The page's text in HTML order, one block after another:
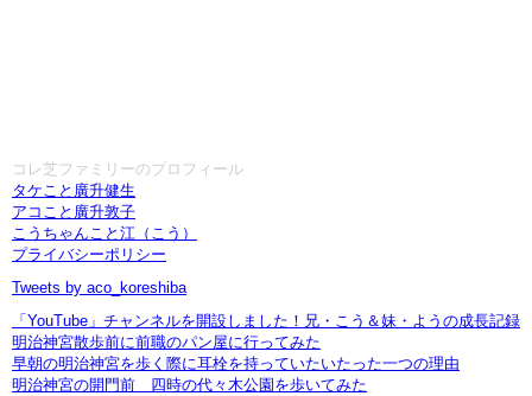
コレ芝ファミリーのプロフィール
タケこと廣升健生
アコこと廣升敦子
こうちゃんこと江（こう）
プライバシーポリシー
Tweets by aco_koreshiba
「YouTube」チャンネルを開設しました！兄・こう＆妹・ようの成長記録
明治神宮散歩前に前職のパン屋に行ってみた
早朝の明治神宮を歩く際に耳栓を持っていたいたった一つの理由
明治神宮の開門前 四時の代々木公園を歩いてみた